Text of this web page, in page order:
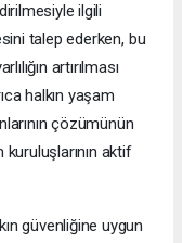
ilgili
talep ederken, bu
artırılması
halkın yaşam
çözümünün
aktif
güvenliğine uygun